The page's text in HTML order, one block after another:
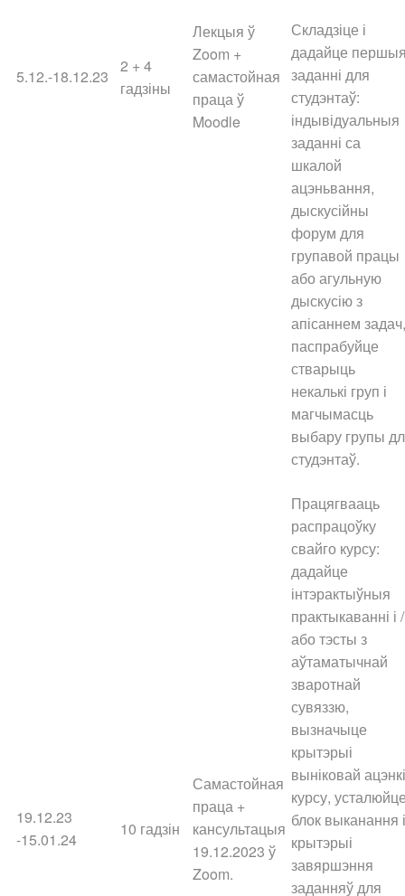
5.12.-18.12.23
2 + 4
гадзіны
Лекцыя ў
Zoom +
самастойная
праца ў
Moodle
Складзіце і
дадайце
заданні для
студэнтаў:
індывідуальныя
заданні са
шкалой
ацэньвання,
дыскусійны
форум для
групавой працы
або агульную
дыскусію з
апісаннем задач,
паспрабуйце
стварыць
некалькі груп і
магчымасць
выбару групы
студэнтаў.
19.12.23
-15.01.24
10 гадзін
Самастойная
праца +
кансультацыя
19.12.2023 ў
Zoom.
Працягвааць
распрацоўку
свайго курсу:
дадайце
інтэрактыўныя
практыкаванні і /
або тэсты з
аўтаматычнай
зваротнай
сувяззю,
вызначыце
крытэрыі
выніковай ацэнкі
курсу,
блок выканання і
крытэрыі
завяршэння
заданняў для